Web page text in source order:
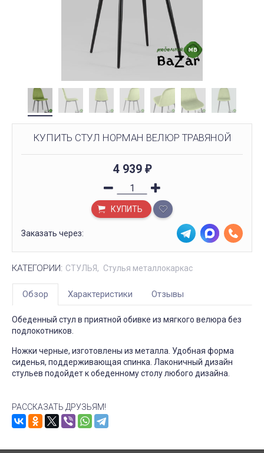
КУПИТЬ СТУЛ НОРМАН ВЕЛЮР ТРАВЯНОЙ
4 939 ₽
КУПИТЬ
Заказать через:
КАТЕГОРИИ: СТУЛЬЯ Стулья металлокаркас
Обзор Характеристики Отзывы
Обеденный стул в приятной обивке из мягкого велюра без
подлокотников.
Ножки черные, изготовлены из металла. Удобная форма
сиденья, поддерживающая спинка. Лаконичный дизайн
стульев подойдет к обеденному столу любого дизайна.
РАССКАЗАТЬ ДРУЗЬЯМ!